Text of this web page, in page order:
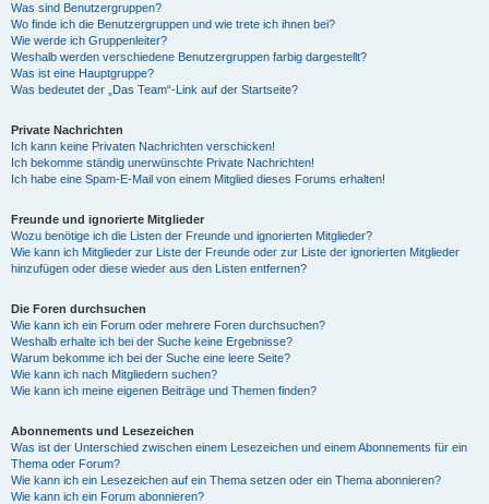
Was sind Benutzergruppen?
Wo finde ich die Benutzergruppen und wie trete ich ihnen bei?
Wie werde ich Gruppenleiter?
Weshalb werden verschiedene Benutzergruppen farbig dargestellt?
Was ist eine Hauptgruppe?
Was bedeutet der „Das Team“-Link auf der Startseite?
Private Nachrichten
Ich kann keine Privaten Nachrichten verschicken!
Ich bekomme ständig unerwünschte Private Nachrichten!
Ich habe eine Spam-E-Mail von einem Mitglied dieses Forums erhalten!
Freunde und ignorierte Mitglieder
Wozu benötige ich die Listen der Freunde und ignorierten Mitglieder?
Wie kann ich Mitglieder zur Liste der Freunde oder zur Liste der ignorierten Mitglieder
hinzufügen oder diese wieder aus den Listen entfernen?
Die Foren durchsuchen
Wie kann ich ein Forum oder mehrere Foren durchsuchen?
Weshalb erhalte ich bei der Suche keine Ergebnisse?
Warum bekomme ich bei der Suche eine leere Seite?
Wie kann ich nach Mitgliedern suchen?
Wie kann ich meine eigenen Beiträge und Themen finden?
Abonnements und Lesezeichen
Was ist der Unterschied zwischen einem Lesezeichen und einem Abonnements für ein
Thema oder Forum?
Wie kann ich ein Lesezeichen auf ein Thema setzen oder ein Thema abonnieren?
Wie kann ich ein Forum abonnieren?